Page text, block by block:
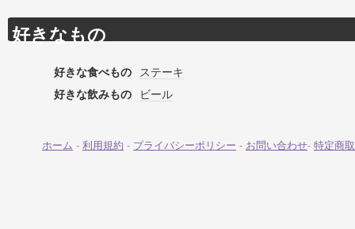
好きなもの
好きな食べもの
ステーキ
好きな飲みもの
ビール
ホーム - 利用規約 - プライバシーポリシー - お問い合わせ- 特定商